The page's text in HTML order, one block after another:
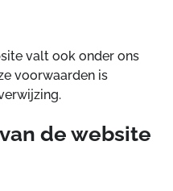
valt ook onder ons
voorwaarden is
de website